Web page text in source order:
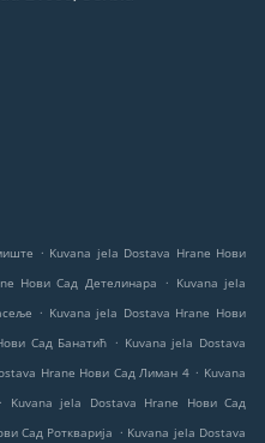
. Kuvana jela Dostava Hrane Нови
Нови Сад Детелинара . Kuvana jela
. Kuvana jela Dostava Hrane Нови
Сад Банатић . Kuvana jela Dostava
Hrane Нови Сад Лиман 4 . Kuvana
.
Kuvana jela Dostava Hrane Нови Сад
Сад Роткварија . Kuvana jela Dostava